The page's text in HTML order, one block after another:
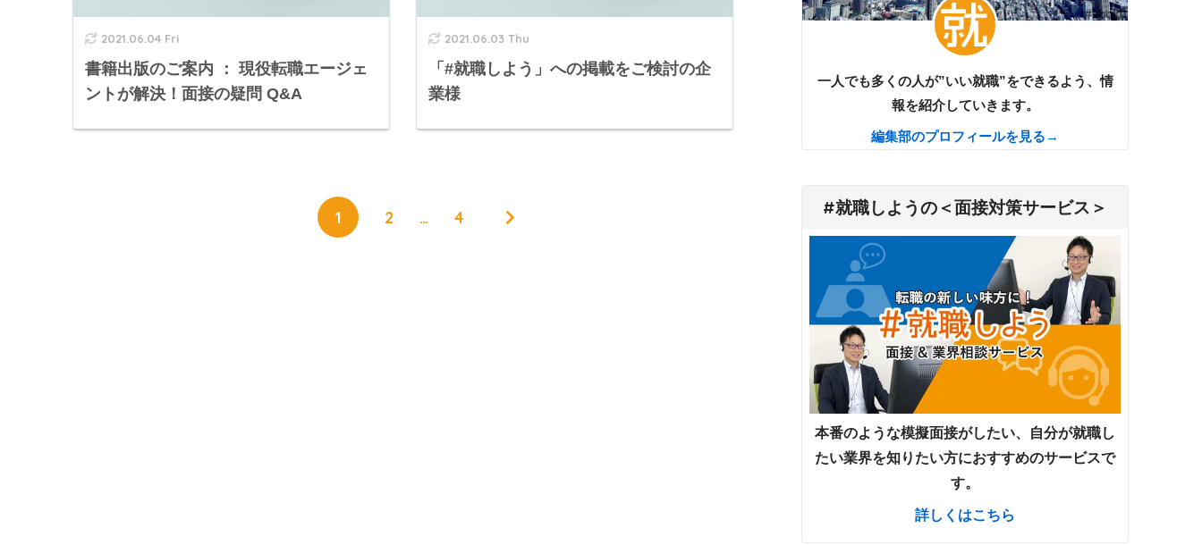
2021.06.04 Fri
書籍出版のご案内 ： 現役転職エージェ
ントが解決！面接の疑問 Q&A
2021.06.03 Thu
「#就職しよう」への掲載をご検討の企
業様
1 2 … 4
一人でも多くの人が”いい就職”をできるよう、情
報を紹介していきます。
編集部のプロフィールを見る→
#就職しようの＜面接対策サービス＞
本番のような模擬面接がしたい、自分が就職し
たい業界を知りたい方におすすめのサービスで
す。
詳しくはこちら